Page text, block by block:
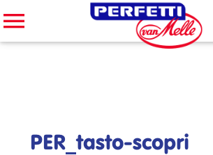
Cerca nel sito
PER_tasto-scopri